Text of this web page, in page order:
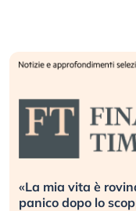
«La mia vita è
panico dopo lo